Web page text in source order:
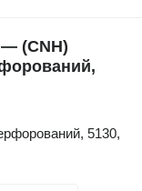
(CNH)
5130,